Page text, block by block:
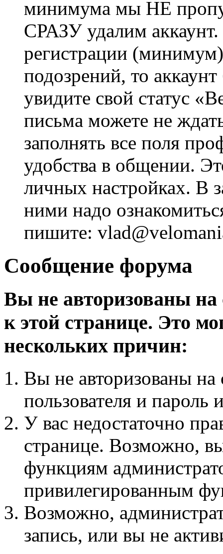
минимума мы НЕ
СРАЗУ удалим
регистрации
подозрений, то
увидите свой статус
письма можете не
заполнять все поля
удобства в общении.
личных настройках. В
ними надо
пишите:
Сообщение форума
Вы не авторизованы на
к этой странице. Это
нескольких причин:
Вы не авторизованы на
пользователя и пароль
У вас недостаточно
странице. Возможно,
функциям
привилегированным
Возможно,
запись, или вы не